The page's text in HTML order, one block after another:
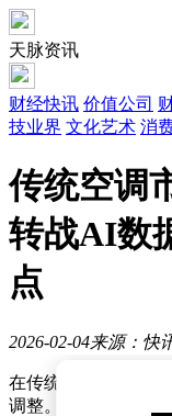
天脉资讯
财经快讯 价值公司
技业界 文化艺术 消
传统空调
转战AI数
点
2026-02-04来源：快
在传统工程需求持
调整。格力电器与